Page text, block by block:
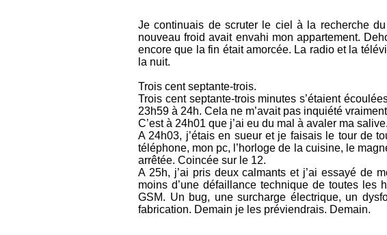
Je continuais de scruter le ciel à la recherche
nouveau froid avait envahi mon appartement.
encore que la fin était amorcée. La radio et la
la nuit.
Trois cent septante-trois.
Trois cent septante-trois minutes s’étaient
23h59 à 24h. Cela ne m’avait pas inquiété
C’est à 24h01 que j’ai eu du mal à avaler ma salive.
A 24h03, j’étais en sueur et je faisais le tour de
téléphone, mon pc, l’horloge de la cuisine, le
arrêtée. Coincée sur le 12.
A 25h, j’ai pris deux calmants et j’ai essayé de
moins d’une défaillance technique de toutes les
GSM. Un bug, une surcharge électrique, un
fabrication. Demain je les préviendrais. Demain.